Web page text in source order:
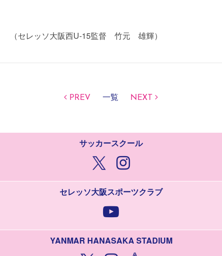
（セレッソ大阪西U-15監督 竹元 雄輝）
PREV 一覧 NEXT
サッカースクール
セレッソ大阪スポーツクラブ
YANMAR HANASAKA STADIUM